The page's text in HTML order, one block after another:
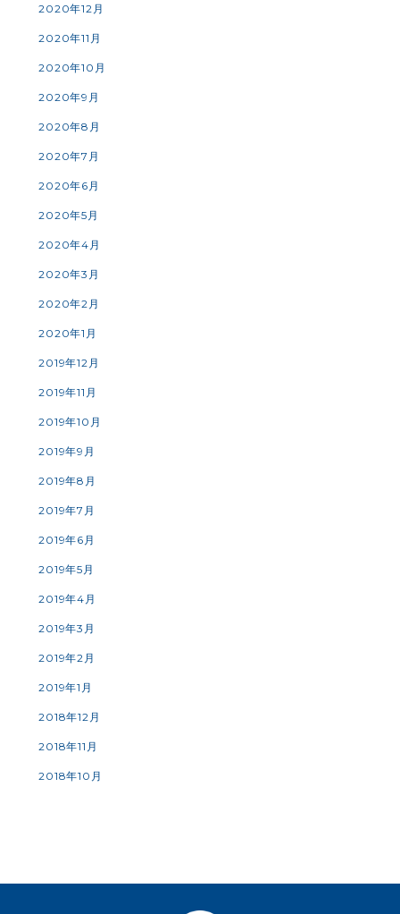
2020年12月
2020年11月
2020年10月
2020年9月
2020年8月
2020年7月
2020年6月
2020年5月
2020年4月
2020年3月
2020年2月
2020年1月
2019年12月
2019年11月
2019年10月
2019年9月
2019年8月
2019年7月
2019年6月
2019年5月
2019年4月
2019年3月
2019年2月
2019年1月
2018年12月
2018年11月
2018年10月